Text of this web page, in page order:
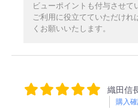
ビューポイントも付与させ
ご利用に役立てていただけれ
くお願いいたします。
織田信
購入